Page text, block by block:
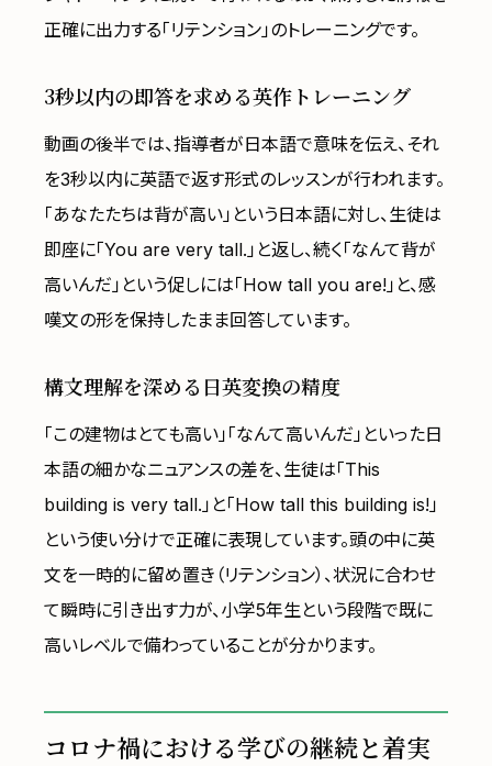
正確に出力する「リテンション」のトレーニングです。
3秒以内の即答を求める英作トレーニング
動画の後半では、指導者が日本語で意味を伝え、それ
を3秒以内に英語で返す形式のレッスンが行われます。
「あなたたちは背が高い」という日本語に対し、生徒は
即座に「You are very tall.」と返し、続く「なんて背が
高いんだ」という促しには「How tall you are!」と、感
嘆文の形を保持したまま回答しています。
構文理解を深める日英変換の精度
「この建物はとても高い」「なんて高いんだ」といった日
本語の細かなニュアンスの差を、生徒は「This
building is very tall.」と「How tall this building is!」
という使い分けで正確に表現しています。頭の中に英
文を一時的に留め置き（リテンション）、状況に合わせ
て瞬時に引き出す力が、小学5年生という段階で既に
高いレベルで備わっていることが分かります。
コロナ禍における学びの継続と着実